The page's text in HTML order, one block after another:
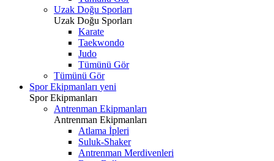
Uzak Doğu Sporları
Uzak Doğu Sporları
Karate
Taekwondo
Judo
Tümünü Gör
Tümünü Gör
Spor Ekipmanları yeni
Spor Ekipmanları
Antrenman Ekipmanları
Antrenman Ekipmanları
Atlama İpleri
Suluk-Shaker
Antrenman Merdivenleri